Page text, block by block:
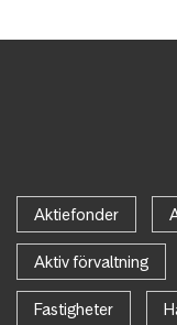
Aktiefonder
Aktiv förvaltning
Fastigheter